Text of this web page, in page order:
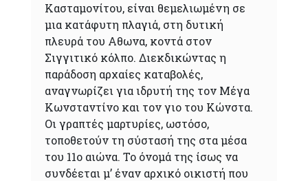
Κασταμονίτου, είναι θεμελιωμένη σε
μια κατάφυτη πλαγιά, στη δυτική
πλευρά του Αθωνα, κοντά στον
Σιγγιτικό κόλπο. Διεκδικώντας η
παράδοση αρχαίες καταβολές,
αναγνωρίζει για ιδρυτή της τον Μέγα
Κωνσταντίνο και τον γιο του Κώνστα.
Οι γραπτές μαρτυρίες, ωστόσο,
τοποθετούν τη σύστασή της στα μέσα
του 11ο αιώνα. Το όνομά της ίσως να
συνδέεται μ’ έναν αρχικό οικιστή που